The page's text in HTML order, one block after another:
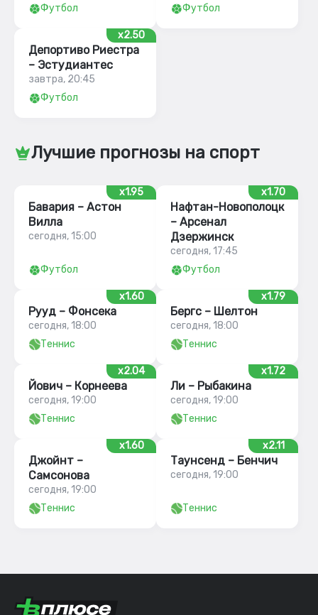
Футбол
Футбол
x2.50
Депортиво Риестра
– Эстудиантес
завтра, 20:45
Футбол
Лучшие прогнозы на спорт
x1.95
Бавария – Астон
Вилла
сегодня, 15:00
Футбол
x1.70
Нафтан-Новополоцк
– Арсенал
Дзержинск
сегодня, 17:45
Футбол
x1.60
Рууд – Фонсека
сегодня, 18:00
Теннис
x1.79
Бергс – Шелтон
сегодня, 18:00
Теннис
x2.04
Йович – Корнеева
сегодня, 19:00
Теннис
x1.72
Ли – Рыбакина
сегодня, 19:00
Теннис
x1.60
Джойнт –
Самсонова
сегодня, 19:00
Теннис
x2.11
Таунсенд – Бенчич
сегодня, 19:00
Теннис